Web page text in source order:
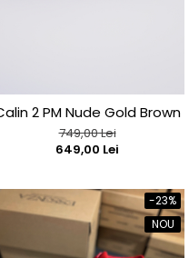
2 PM Nude Gold Brown
749,00 Lei
649,00 Lei
-23%
NOU